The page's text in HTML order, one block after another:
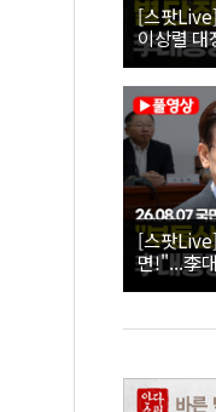
[스팟
이상렬 대
직접 수여
수여식
[스팟
면!"...李
|